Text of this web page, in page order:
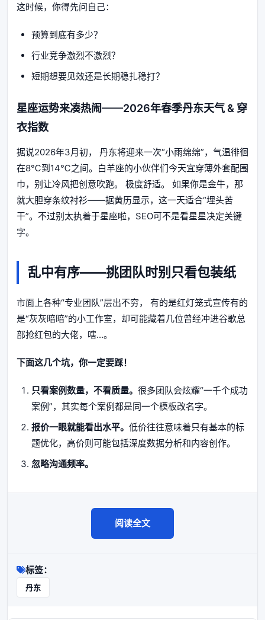
这时候，你得先问自己：
预算到底有多少？
行业竞争激烈不激烈？
短期想要见效还是长期稳扎稳打？
星座运势来凑热闹——2026年春季丹东天气 & 穿
衣指数
据说2026年3月初， 丹东将迎来一次“小雨绵绵”，气温徘徊
在8℃到14℃之间。白羊座的小伙伴们今天宜穿薄外套配围
巾，别让冷风把创意吹跑。 极度舒适。 如果你是金牛，那
就大胆穿条纹衬衫——据黄历显示，这一天适合“埋头苦
干”。不过别太执着于星座啦，SEO可不是看星星决定关键
字。
乱中有序——挑团队时别只看包装纸
市面上各种“专业团队”层出不穷， 有的是红灯笼式宣传有的
是“灰灰暗暗”的小工作室，却可能藏着几位曾经冲进谷歌总
部抢红包的大佬，嗐...。
下面这几个坑，你一定要踩！
只看案例数量，不看质量。 很多团队会炫耀“一千个成功
案例”，其实每个案例都是同一个模板改名字。
报价一眼就能看出水平。 低价往往意味着只有基本的标
题优化，高价则可能包括深度数据分析和内容创作。
忽略沟通频率。
阅读全文
标签：
丹东